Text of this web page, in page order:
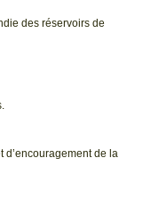
des réservoirs de
d’encouragement de la